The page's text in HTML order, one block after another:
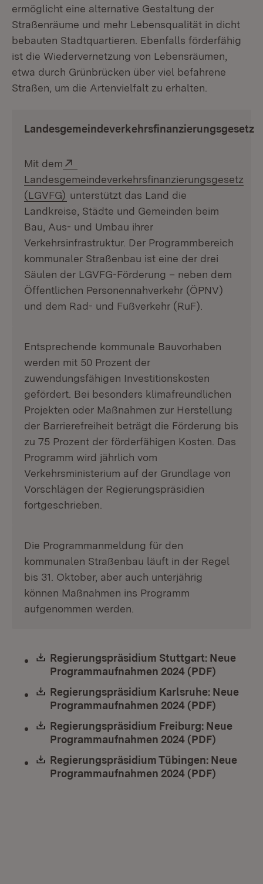
ermöglicht eine alternative Gestaltung der
Straßenräume und mehr Lebensqualität in dicht
bebauten Stadtquartieren. Ebenfalls förderfähig
ist die Wiedervernetzung von Lebensräumen,
etwa durch Grünbrücken über viel befahrene
Straßen, um die Artenvielfalt zu erhalten.
Landesgemeindeverkehrsfinanzierungsgesetz
Mit dem
Landesgemeindeverkehrsfinanzierungsgesetz
(LGVFG) (Öffnet in neuem Fenster)
unterstützt das Land die
Landkreise, Städte und Gemeinden beim
Bau, Aus- und Umbau ihrer
Verkehrsinfrastruktur. Der Programmbereich
kommunaler Straßenbau ist eine der drei
Säulen der LGVFG-Förderung – neben dem
Öffentlichen Personennahverkehr (ÖPNV)
und dem Rad- und Fußverkehr (RuF).
Entsprechende kommunale Bauvorhaben
werden mit 50 Prozent der
zuwendungsfähigen Investitionskosten
gefördert. Bei besonders klimafreundlichen
Projekten oder Maßnahmen zur Herstellung
der Barrierefreiheit beträgt die Förderung bis
zu 75 Prozent der förderfähigen Kosten. Das
Programm wird jährlich vom
Verkehrsministerium auf der Grundlage von
Vorschlägen der Regierungspräsidien
fortgeschrieben.
Die Programmanmeldung für den
kommunalen Straßenbau läuft in der Regel
bis 31. Oktober, aber auch unterjährig
können Maßnahmen ins Programm
aufgenommen werden.
Download:
Regierungspräsidium Stuttgart: Neue
Programmaufnahmen 2024 (PDF)
Download:
Regierungspräsidium Karlsruhe: Neue
Programmaufnahmen 2024 (PDF)
Download:
Regierungspräsidium Freiburg: Neue
Programmaufnahmen 2024 (PDF)
Download:
Regierungspräsidium Tübingen: Neue
Programmaufnahmen 2024 (PDF)